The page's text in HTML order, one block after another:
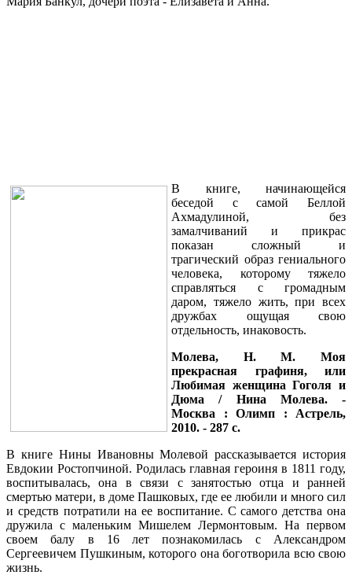
В книге, начинающейся
беседой с самой Беллой
Ахмадулиной, без
замалчиваний и прикрас
показан сложный и
трагический образ гениального
человека, которому тяжело
справляться с громадным
даром, тяжело жить, при всех
дружбах ощущая свою
отдельность, инаковость.
Молева, Н. М. Моя
прекрасная графиня, или
Любимая женщина Гоголя и
Дюма / Нина Молева. -
Москва : Олимп : Астрель,
2010. - 287 с.
В книге Нины Ивановны Молевой рассказывается история
Евдокии Ростопчиной. Родилась главная героиня в 1811 году,
воспитывалась, она в связи с занятостью отца и ранней
смертью матери, в доме Пашковых, где ее любили и много сил
и средств потратили на ее воспитание. С самого детства она
дружила с маленьким Мишелем Лермонтовым. На первом
своем балу в 16 лет познакомилась с Александром
Сергеевичем Пушкиным, которого она боготворила всю свою
жизнь.